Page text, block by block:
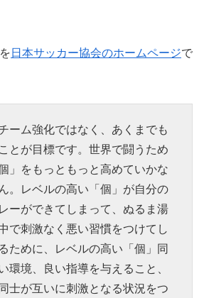
日本サッカー協会のホームページで
ーム強化ではなく、あくまでも
とが目標です。世界で闘うため
」をもっともっと高めていかな
。レベルの高い「個」が自分の
ーができてしまって、ぬるま湯
で刺激なく悪い習慣をつけてし
ために、レベルの高い「個」同
環境、良い指導を与えること、
士が互いに刺激となる状況をつ